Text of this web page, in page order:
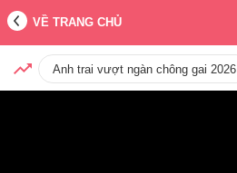
VỀ TRANG CHỦ
Anh trai vượt ngàn chông gai 2026